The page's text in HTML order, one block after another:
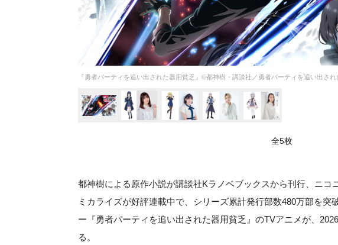
『勇者パーティを追い出された器用貧乏』©都神樹・講談社／勇者パーティを追い出され
全5枚
都神樹による原作小説が講談社Kラノベブックスから刊行、ニコ
ミカライズが好評連載中で、シリーズ累計発行部数480万部を突
ー『勇者パーティを追い出された器用貧乏』のTVアニメが、
る。